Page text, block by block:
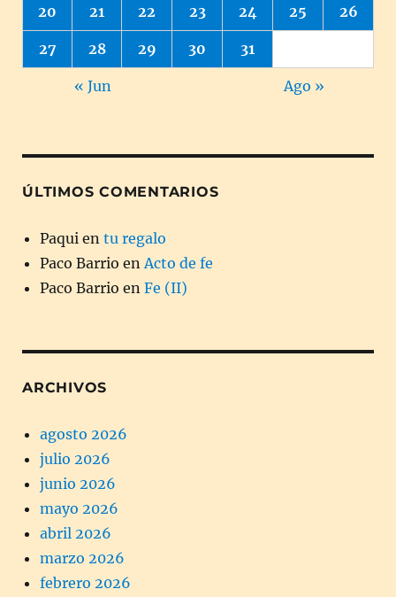
20 21 22 23 24 25 26
27 28 29 30 31
« Jun Ago »
ÚLTIMOS COMENTARIOS
Paqui en tu regalo
Paco Barrio en Acto de fe
Paco Barrio en Fe (II)
ARCHIVOS
agosto 2026
julio 2026
junio 2026
mayo 2026
abril 2026
marzo 2026
febrero 2026